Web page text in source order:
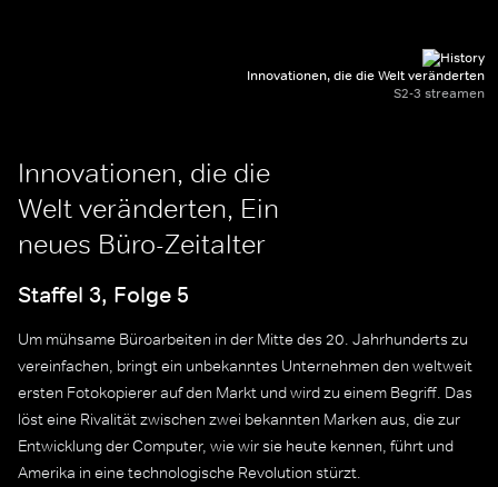
Innovationen, die die Welt veränderten
S2-3 streamen
Innovationen, die die
Welt veränderten, Ein
neues Büro-Zeitalter
Staffel 3, Folge 5
Um mühsame Büroarbeiten in der Mitte des 20. Jahrhunderts zu
vereinfachen, bringt ein unbekanntes Unternehmen den weltweit
ersten Fotokopierer auf den Markt und wird zu einem Begriff. Das
löst eine Rivalität zwischen zwei bekannten Marken aus, die zur
Entwicklung der Computer, wie wir sie heute kennen, führt und
Amerika in eine technologische Revolution stürzt.